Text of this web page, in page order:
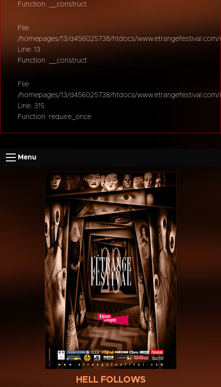
Function: __construct
File:
/homepages/13/d456025738/htdocs/
Line: 13
Function: __construct
File:
/homepages/13/d456025738/htdocs/
Line: 315
Function: require_once
Menu
HELL FOLLOWS